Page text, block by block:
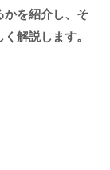
かを紹介し、そ
解説します。